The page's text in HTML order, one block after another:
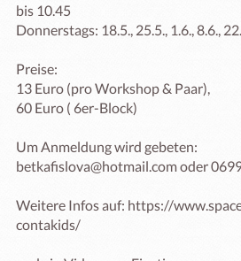
bis 10.45
Donnerstags: 18.5., 25.5., 1.6., 8.6.,
Preise:
13 Euro (pro Workshop & Paar),
60 Euro ( 6er-Block)
Um Anmeldung wird gebeten:
betkafislova@hotmail.com oder
Weitere Infos auf: https://
contakids/